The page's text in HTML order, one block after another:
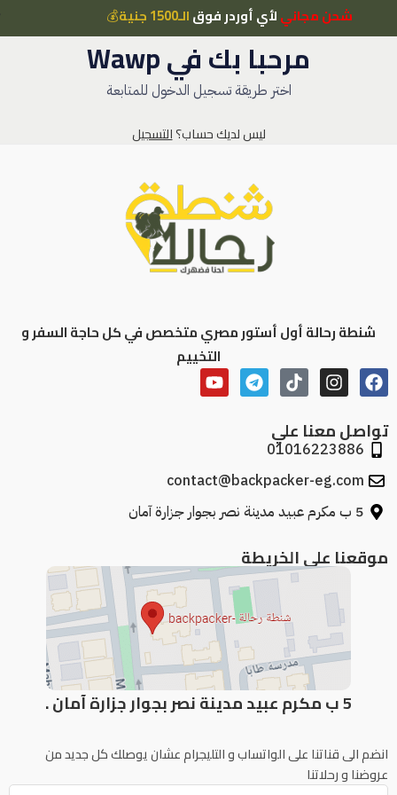
شحن مجانيلأي أوردر فوقالـ1500 جنية 💰
مرحبا بك في Wawp
اختر طريقة تسجيل الدخول للمتابعة
ليس لديك حساب؟التسجيل
شنطة رحالة أول أستور مصري متخصص في كل حاجة السفر و
التخييم
تواصل معنا علي
01016223886
contact@backpacker-eg.com
5 ب مكرم عبيد مدينة نصر بجوار جزارة آمان
موقعنا علي الخريطة
5 ب مكرم عبيد مدينة نصر بجوار جزارة آمان .
انضم الى قناتنا على الواتساب و التليجرام عشان يوصلك كل جديد من
عروضنا و رحلاتنا